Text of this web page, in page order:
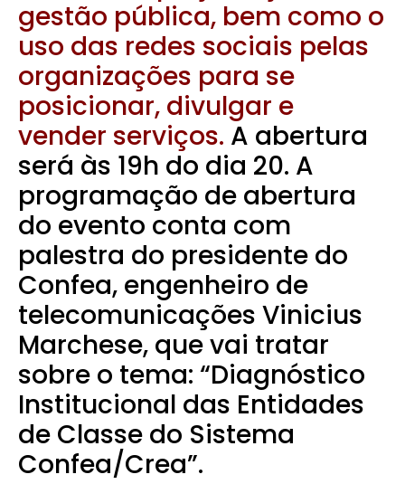
gestão pública, bem como o
uso das redes sociais pelas
organizações para se
posicionar, divulgar e
vender serviços. A abertura
será às 19h do dia 20. A
programação de abertura
do evento conta com
palestra do presidente do
Confea, engenheiro de
telecomunicações Vinicius
Marchese, que vai tratar
sobre o tema: “Diagnóstico
Institucional das Entidades
de Classe do Sistema
Confea/Crea”.